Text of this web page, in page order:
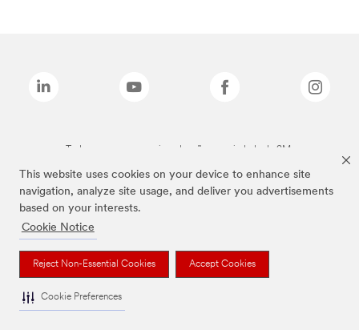
This website uses cookies on your device to enhance site
navigation, analyze site usage, and deliver you advertisements
based on your interests.
Cookie Notice
Reject Non-Essential Cookies Accept Cookies
Cookie Preferences
Todas as marcas mencionadas são propriedade da 3M.